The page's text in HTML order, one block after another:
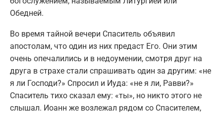
Обедней.
Во время тайной вечери Спаситель объявил
апостолам, что один из них предаст Его. Они этим
очень опечалились и в недоумении, смотря друг на
друга в страхе стали спрашивать один за другим: «не
я ли Господи?» Спросил и Иуда: «не я ли, Равви?»
Спаситель тихо сказал ему: «ты», но никто этого не
слышал. Иоанн же возлежал рядом со Спасителем,